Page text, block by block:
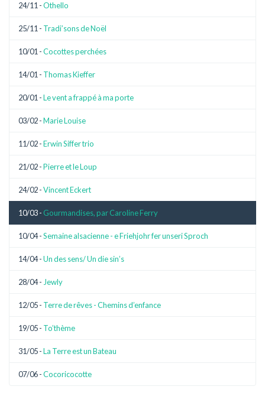
24/11 -Othello
25/11 - Tradi’sons de Noël
10/01 -Cocottes perchées
14/01 - Thomas Kieffer
20/01 -Le vent a frappé à ma porte
03/02 -Marie Louise
11/02 -Erwin Siffer trio
21/02 -Pierre et le Loup
24/02 -Vincent Eckert
10/03 - Gourmandises, par Caroline Ferry
10/04 -Semaine alsacienne - e Friehjohr fer unseri Sproch
14/04 -Un des sens/ Un die sin’s
28/04 - Jewly
12/05 - Terre de rêves - Chemins d’enfance
19/05 - To’thème
31/05 -La Terre est un Bateau
07/06 -Cocoricocotte